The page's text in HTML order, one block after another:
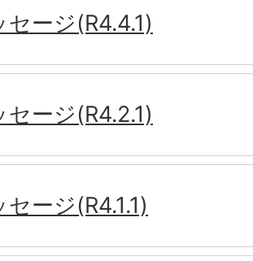
セージ(R4.4.1)
セージ(R4.2.1)
ージ(R4.1.1)